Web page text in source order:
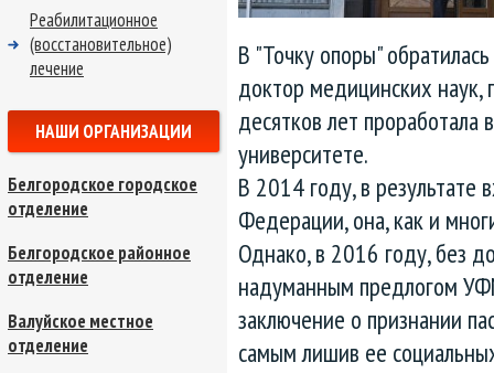
В "Точку опоры"
доктор медицинских наук,
десятков лет
университете.
В 2014 году, в результате
Федерации, она, как и
Однако, в 2016 году, без
надуманным предлогом
заключение о признании
самым лишив ее
Реабилитационное
(восстановительное)
лечение
НАШИ ОРГАНИЗАЦИИ
Белгородское городское
отделение
Белгородское районное
отделение
Валуйское местное
отделение